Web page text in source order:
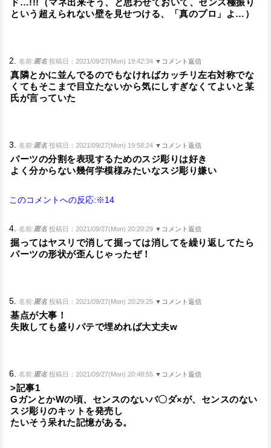
ド…!!!（マネ出来そう、と思わせておいて、センス極振り
という超えられない壁を見せつける、「真のプロ」よ…）
2. 名前:匿名 投稿日：2021/09/27(Mon) 19:42:34 ▼コメント返信
真隣とかに並んでるのでもなければカッチリ左右対称でな
くてもそこまで目立たないから気にしすぎなくてよいと某
氏が言っていた
3. 名前:匿名 投稿日：2021/09/27(Mon) 19:58:24 ▼コメント返信
パーツの分割を表現するためのスジ彫りは好き
よく分からない幾何学模様みたいなスジ彫り嫌い
このコメントへの反応:※14
4. 名前:匿名 投稿日：2021/09/27(Mon) 20:20:29 ▼コメント返信
掘ってはヤスリで消して掘っては消してを繰り返してたら
パーツの形状が歪んじゃったぜ！
5. 名前:匿名 投稿日：2021/09/27(Mon) 20:29:25 ▼コメント返信
基点が大事！
失敗しても盛りパテで埋めれば大丈夫w
6. 名前:匿名 投稿日：2021/09/27(Mon) 20:48:55 ▼コメント返信
>記事1
GガンとかWの頃、センスのないバ〇ダ×が、センスのない
スジ彫りのキットを発売し
たいそう呆れた記憶がある。